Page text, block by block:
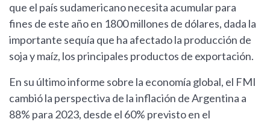
que el país sudamericano necesita acumular para
fines de este año en 1800 millones de dólares, dada la
importante sequía que ha afectado la producción de
soja y maíz, los principales productos de exportación.
En su último informe sobre la economía global, el FMI
cambió la perspectiva de la inflación de Argentina a
88% para 2023, desde el 60% previsto en el